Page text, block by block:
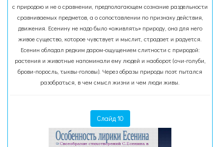
с природою и не о сравнении, предполагающем сознание раздельности
сравниваемых предметов, а о сопоставлении по признаку действия,
движения. Есенину не надо было «оживлять» природу, она для него
живое существо, которое чувствует и мыслит, страдает и радуется.
Есенин обладал редким даром-ощущением слитности с природой:
растения и животные напоминали ему людей и наоборот (очи-голуби,
брови-поросль, тыквы-головы). Через образы природы поэт пытался
разобраться, в чем смысл жизни и чем люди живы.
Слайд 10